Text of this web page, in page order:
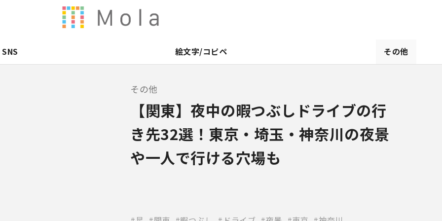
SNS 絵文字/コピペ その他
その他
【関東】夜中の暇つぶしドライブの行
き先32選！東京・埼玉・神奈川の夜景
や一人で行ける穴場も